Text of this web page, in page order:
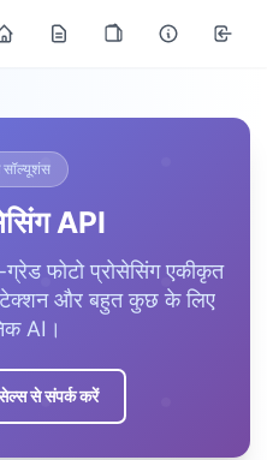
सॉल्यूशंस
API
फोटो प्रोसेसिंग एकीकृत
और बहुत कुछ के लिए
AI।
से संपर्क करें